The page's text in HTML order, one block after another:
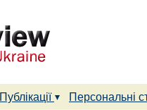
Публікації
Персональні